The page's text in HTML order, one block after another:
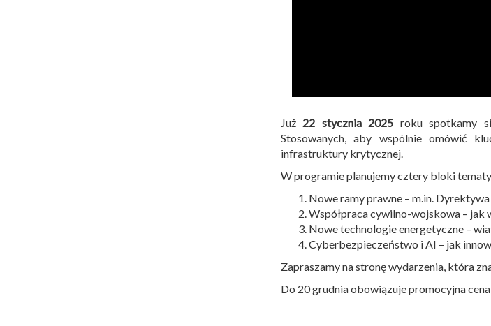
Już 22 stycznia 2025 roku spotkamy
Stosowanych, aby wspólnie omówić
infrastruktury krytycznej.
W programie planujemy cztery bloki
Nowe ramy prawne – m.in.
Współpraca cywilno-wojskowa –
Nowe technologie energetyczne –
Cyberbezpieczeństwo i AI – jak
Zapraszamy na stronę wydarzenia, która
Do 20 grudnia obowiązuje promocyjna